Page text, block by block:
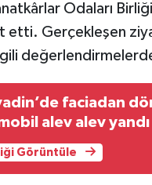
Odaları
etti. Gerçekleşen
faciadan
alev alev yandı
Görüntüle